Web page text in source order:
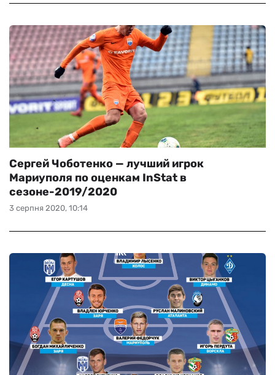
3 серпня 2020, 10:14
Сергей Чоботенко — лучший игрок
Мариуполя по оценкам InStat в
сезоне-2019/2020